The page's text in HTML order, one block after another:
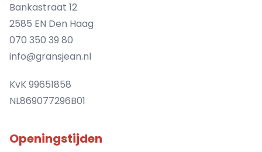
Bankastraat 12
2585 EN Den Haag
070 350 39 80
info@gransjean.nl
KvK 99651858
NL869077296B01
Openingstijden